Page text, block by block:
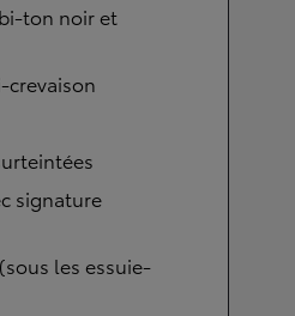
ton noir et
crevaison
signature
les essuie-